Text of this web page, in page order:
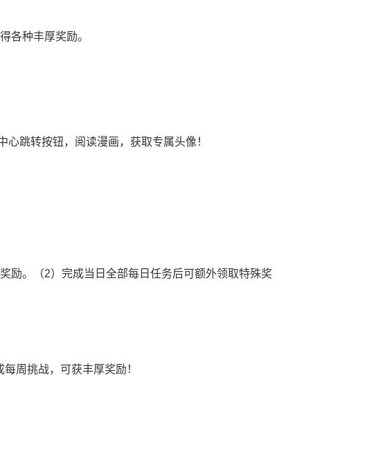
各种丰厚奖励。
跳转按钮，阅读漫画，获取专属头像！
励。（2）完成当日全部每日任务后可额外领取特殊奖
周挑战，可获丰厚奖励！